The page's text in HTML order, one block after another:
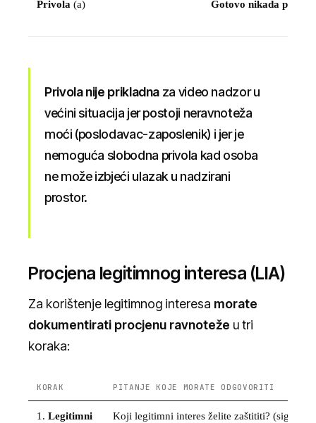
Privola (a) Gotovo nikada
Privola nije prikladna za video nadzor u
većini situacija jer postoji neravnoteža
moći (poslodavac-zaposlenik) i jer je
nemoguća slobodna privola kad osoba
ne može izbjeći ulazak u nadzirani
prostor.
Procjena legitimnog interesa (LIA)
Za korištenje legitimnog interesa morate
dokumentirati procjenu ravnoteže u tri
koraka:
KORAK PITANJE KOJE MORATE ODGOVORITI
1. Legitimni
Koji legitimni interes želite zaštititi?